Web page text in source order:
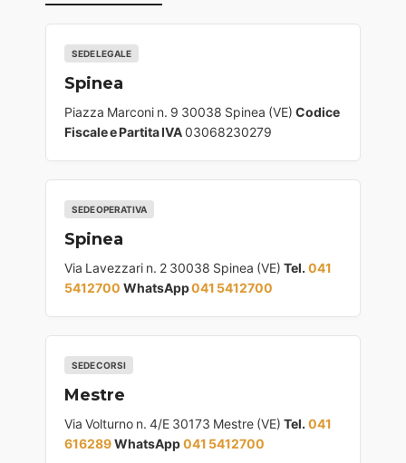
SEDE LEGALE
Spinea
Piazza Marconi n. 9 30038 Spinea (VE) Codice
Fiscale e Partita IVA03068230279
SEDE OPERATIVA
Spinea
Via Lavezzari n. 2 30038 Spinea (VE) Tel. 041
5412700 WhatsApp041 5412700
SEDE CORSI
Mestre
Via Volturno n. 4/E 30173 Mestre (VE) Tel. 041
616289WhatsApp041 5412700